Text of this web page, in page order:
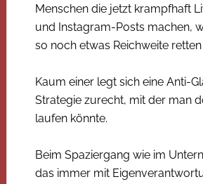
Menschen die jetzt krampfhaft
und Instagram-Posts machen,
so noch etwas Reichweite retten
Kaum einer legt sich eine Anti-
Strategie zurecht, mit der man
laufen könnte.
Beim Spaziergang wie im
das immer mit